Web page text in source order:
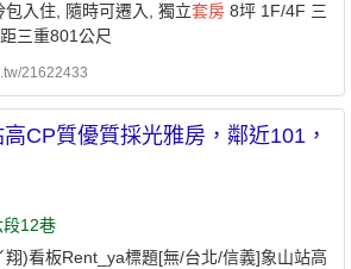
間。下班回家享受安靜舒適的居住環 境，
便利一次擁有！ 聯絡人：黃小姐 看房聯絡
https://i.mopix.cc/SRZp0A.jpg
https://i.mopix.cc/BW3j64.jpg
https://i.mopix.cc/toBRzM.jpg
入住, 隨時可遷入, 獨立套房 8坪 1F/4F 三
三重801公尺
21622433
CP質優質採光雅房，鄰近101，
段12巷
)看板Rent_ya標題[無/台北/信義]象山站高